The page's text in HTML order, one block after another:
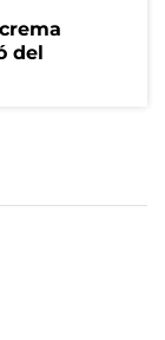
del